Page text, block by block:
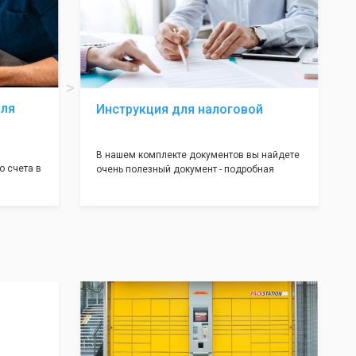
полною
не
все
подаче документов на регистрацию.
счета в
Инструкция для налоговой
В нашем комплекте документов вы найдете
очень полезный документ - подробная
случае отказа. С данной инструкцией вы
будете знать все шаги, что даст вам
уверенность в прохождении регистрации
вашей компании!